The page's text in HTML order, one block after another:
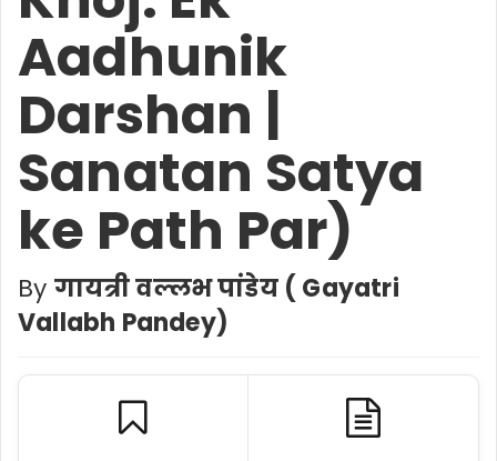
Aadhunik
Darshan |
Sanatan Satya
ke Path Par)
By गायत्री वल्लभ पांडेय ( Gayatri
Vallabh Pandey)